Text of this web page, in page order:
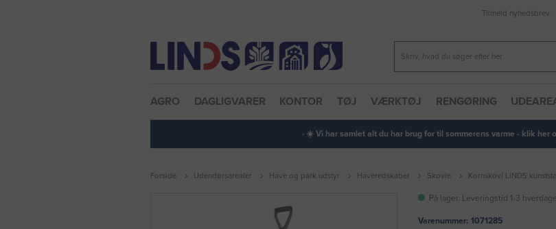
Tilmeld nyhedsbrev
AGRO DAGLIGVARER KONTOR TØJ VÆRKTØJ RENGØRING
· ☀️ Vi har samlet alt du har brug for til sommerens varme - klik her
Forside Udendørsarealer Have og park udstyr Haveredskaber Skovle Kornskovl LINDS
På lager. Leveringstid 1-3 hverdage
Varenummer: 1071285